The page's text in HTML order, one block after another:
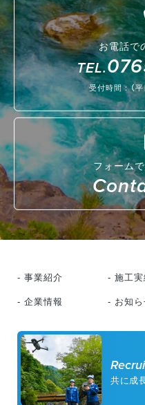
お電話で
TEL.
受付時間：（平
フォーム
- 事業紹介 - 施工実
- 企業情報 - お知ら
共に成